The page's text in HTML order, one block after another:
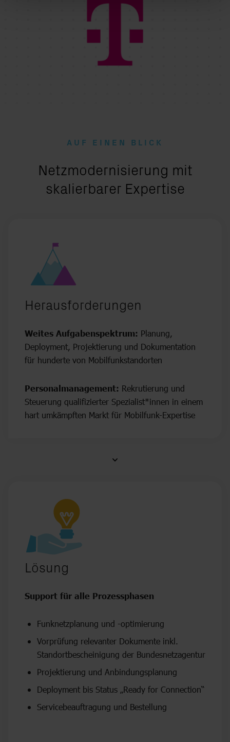
AUF EINEN BLICK
:
Netzmodernisierung mit
skalierbarer Expertise
Herausforderungen
Weites Aufgabenspektrum: Planung,
Deployment, Projektierung und Dokumentation
für hunderte von Mobilfunkstandorten
Personalmanagement: Rekrutierung und
Steuerung qualifizierter Spezialist*innen in einem
hart umkämpften Markt für Mobilfunk-Expertise
Lösung
Support für alle Prozessphasen
Funknetzplanung und -optimierung
Vorprüfung relevanter Dokumente inkl.
Standortbescheinigung der Bundesnetzagentur
Projektierung und Anbindungsplanung
Deployment bis Status „Ready for Connection“
Servicebeauftragung und Bestellung